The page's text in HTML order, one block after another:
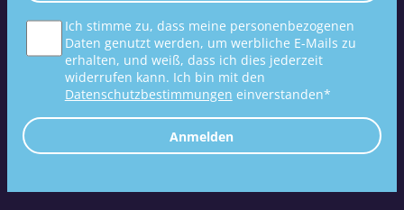
Ich stimme zu, dass meine personenbezogenen
Daten genutzt werden, um werbliche E-Mails zu
erhalten, und weiß, dass ich dies jederzeit
widerrufen kann. Ich bin mit den
Datenschutzbestimmungen einverstanden*
Anmelden